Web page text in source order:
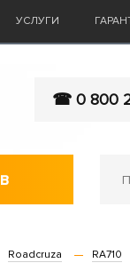
УСЛУГИ
☎ 0 800
Roadcruza RA710